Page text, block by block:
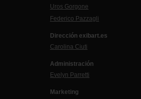
Uros Gorgone
Federico Pazzagli
Dirección exibart.es
Carolina Ciuti
Administración
Evelyn Parretti
Marketing